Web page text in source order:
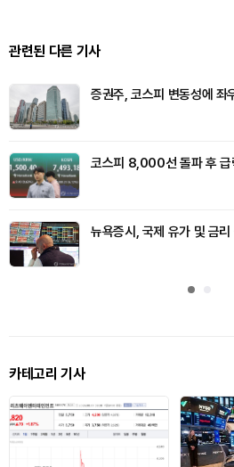
관련된 다른 기사
증권주, 코스피 변동성에
코스피 8,000선 돌파 후 급
뉴욕증시, 국제 유가 및 금
카테고리 기사